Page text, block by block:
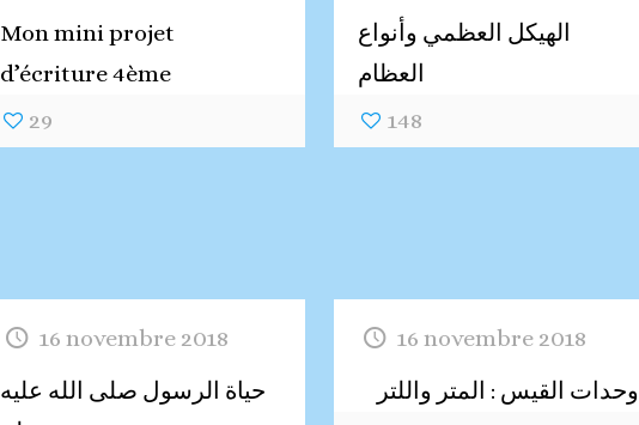
Mon mini projet
d’écriture 4ème
29
الهيكل العظمي وأنواع
العظام
148
16 novembre 2018
حياة الرسول صلى الله عليه
16 novembre 2018
وحدات القيس : المتر واللتر